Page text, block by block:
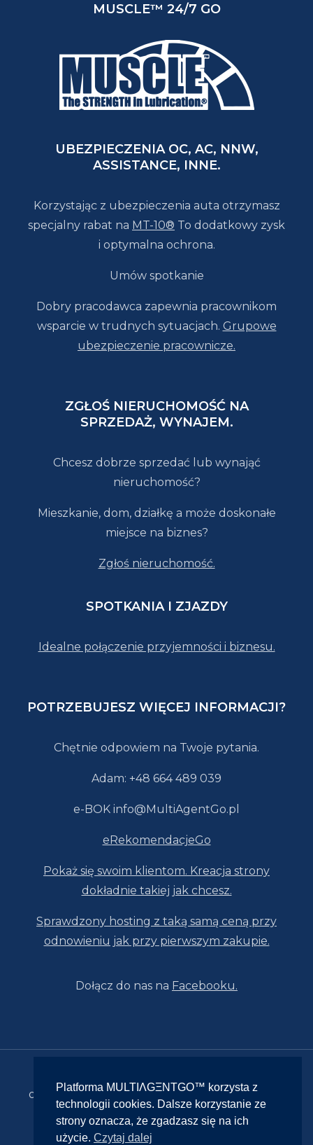
MUSCLE™ 24/7 GO
UBEZPIECZENIA OC, AC, NNW,
ASSISTANCE, INNE.
Korzystając z ubezpieczenia auta otrzymasz
specjalny rabat na MT-10® To dodatkowy zysk
i optymalna ochrona.
Umów spotkanie
Dobry pracodawca zapewnia pracownikom
wsparcie w trudnych sytuacjach. Grupowe
ubezpieczenie pracownicze.
ZGŁOŚ NIERUCHOMOŚĆ NA
SPRZEDAŻ, WYNAJEM.
Chcesz dobrze sprzedać lub wynająć
nieruchomość?
Mieszkanie, dom, działkę a może doskonałe
miejsce na biznes?
Zgłoś nieruchomość.
SPOTKANIA I ZJAZDY
Idealne połączenie przyjemności i biznesu.
POTRZEBUJESZ WIĘCEJ INFORMACJI?
Chętnie odpowiem na Twoje pytania.
Adam: +48 664 489 039
e-BOK info@MultiAgentGo.pl
eRekomendacjeGo
Pokaż się swoim klientom. Kreacja strony
dokładnie takiej jak chcesz.
Sprawdzony hosting z taką samą ceną przy
odnowieniu jak przy pierwszym zakupie.
Dołącz do nas na Facebooku.
obsługiwana przez IMΞRITRΛDING właściciela
marki MULTIΛGΞNTGO™ | Finanse,
ubezpieczenia, nieruchomości, turystyka,
Platforma MULTIΛGΞNTGO™ korzysta z
technologii cookies. Dalsze korzystanie ze
strony oznacza, że zgadzasz się na ich
użycie. Czytaj dalej